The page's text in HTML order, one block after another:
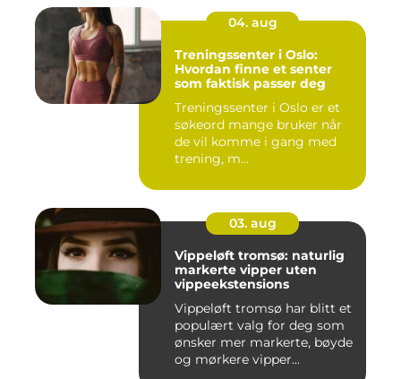
04. aug
Treningssenter i Oslo:
Hvordan finne et senter
som faktisk passer deg
Treningssenter i Oslo er et
søkeord mange bruker når
de vil komme i gang med
trening, m...
03. aug
Vippeløft tromsø: naturlig
markerte vipper uten
vippeekstensions
Vippeløft tromsø har blitt et
populært valg for deg som
ønsker mer markerte, bøyde
og mørkere vipper...